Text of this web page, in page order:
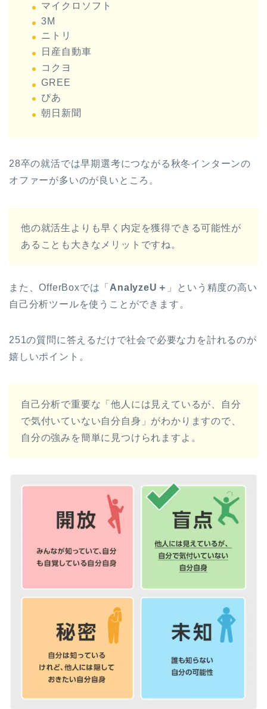
マイクロソフト
3M
ニトリ
日産自動車
コクヨ
GREE
ぴあ
朝日新聞
28卒の就活では早期選考につながる秋冬インターンの
オファーが多いのが良いところ。
他の就活生よりも早く内定を獲得できる可能性が
あることも大きなメリットですね。
また、OfferBoxでは「 AnalyzeU＋ 」という精度の高い
自己分析ツールを使うことができます。
251の質問に答えるだけで社会で必要な力を計れるのが
嬉しいポイント。
自己分析で重要な「他人には見えているが、自分
で気付いていない自分自身」がわかりますので、
自分の強みを簡単に見つけられますよ。